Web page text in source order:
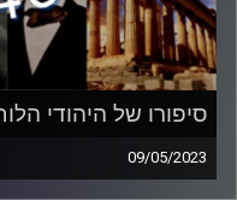
סיפורו של היהודי
09/05/2023
בציבוריות הישראלית